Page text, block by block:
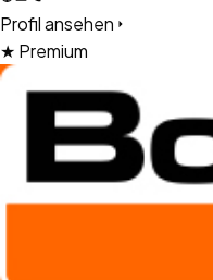
Profil ansehen
★ Premium